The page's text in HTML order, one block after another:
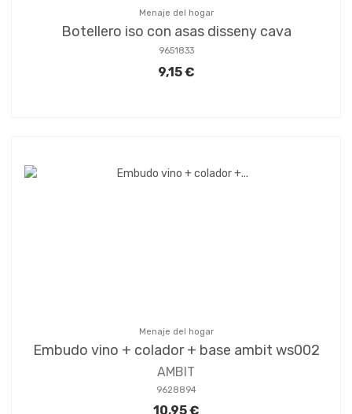
Menaje del hogar
Botellero iso con asas disseny cava
9651833
9,15 €
Menaje del hogar
Embudo vino + colador + base ambit ws002
AMBIT
9628894
10,95 €